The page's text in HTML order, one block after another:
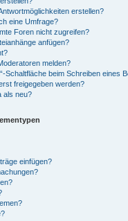
erstellen?
eine Umfrage?
Foren nicht zugreifen?
anfügen?
melden?
Schaltfläche beim Schreiben eines
freigegeben werden?
als neu?
einfügen?